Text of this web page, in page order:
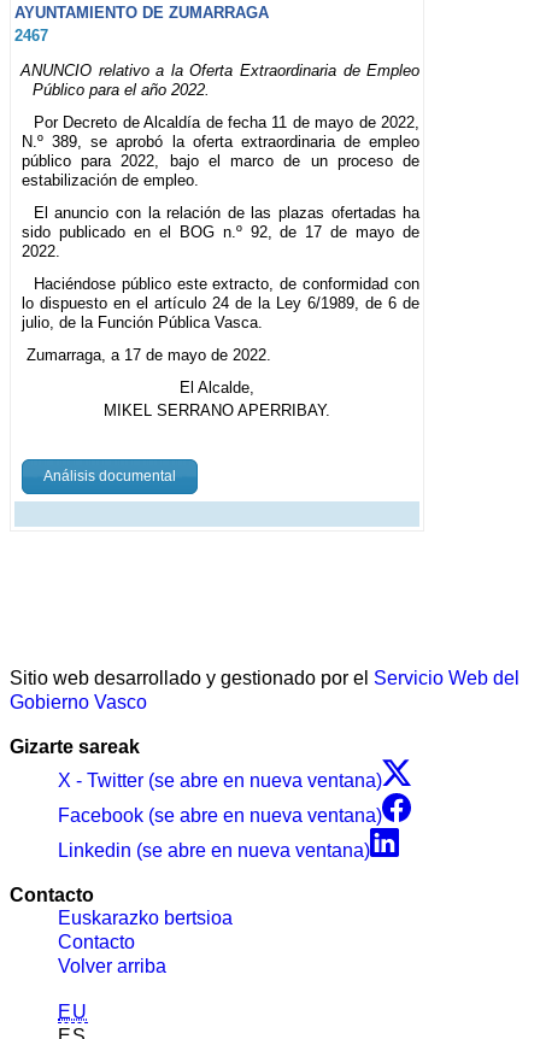
AYUNTAMIENTO DE ZUMARRAGA
2467
ANUNCIO relativo a la Oferta Extraordinaria de Empleo
Público para el año 2022.
Por Decreto de Alcaldía de fecha 11 de mayo de 2022,
N.º 389, se aprobó la oferta extraordinaria de empleo
público para 2022, bajo el marco de un proceso de
estabilización de empleo.
El anuncio con la relación de las plazas ofertadas ha
sido publicado en el BOG n.º 92, de 17 de mayo de
2022.
Haciéndose público este extracto, de conformidad con
lo dispuesto en el artículo 24 de la Ley 6/1989, de 6 de
julio, de la Función Pública Vasca.
Zumarraga, a 17 de mayo de 2022.
El Alcalde,
MIKEL SERRANO APERRIBAY.
Análisis documental
Sitio web desarrollado y gestionado por el Servicio Web del
Gobierno Vasco
Gizarte sareak
X - Twitter (se abre en nueva ventana)
Facebook (se abre en nueva ventana)
Linkedin (se abre en nueva ventana)
Contacto
Euskarazko bertsioa
Contacto
Volver arriba
EU